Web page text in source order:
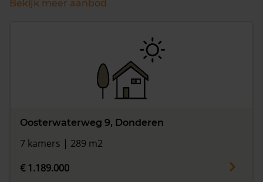
Bekijk meer aanbod
Oosterwaterweg 9, Donderen
7 kamers | 289 m2
€ 1.189.000